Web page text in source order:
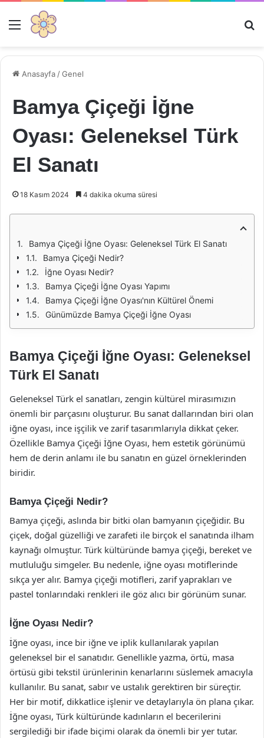
Menü
Anasayfa /Genel
Bamya Çiçeği İğne
Oyası: Geleneksel Türk
El Sanatı
18 Kasım 2024 4 dakika okuma süresi
Bamya Çiçeği İğne Oyası: Geleneksel Türk El Sanatı
Bamya Çiçeği Nedir?
İğne Oyası Nedir?
Bamya Çiçeği İğne Oyası Yapımı
Bamya Çiçeği İğne Oyası'nın Kültürel Önemi
Günümüzde Bamya Çiçeği İğne Oyası
Bamya Çiçeği İğne Oyası: Geleneksel
Türk El Sanatı
Geleneksel Türk el sanatları, zengin kültürel mirasımızın
önemli bir parçasını oluşturur. Bu sanat dallarından biri olan
iğne oyası, ince işçilik ve zarif tasarımlarıyla dikkat çeker.
Özellikle Bamya Çiçeği İğne Oyası, hem estetik görünümü
hem de derin anlamı ile bu sanatın en güzel örneklerinden
biridir.
Bamya Çiçeği Nedir?
Bamya çiçeği, aslında bir bitki olan bamyanın çiçeğidir. Bu
çiçek, doğal güzelliği ve zarafeti ile birçok el sanatında ilham
kaynağı olmuştur. Türk kültüründe bamya çiçeği, bereket ve
mutluluğu simgeler. Bu nedenle, iğne oyası motiflerinde
sıkça yer alır. Bamya çiçeği motifleri, zarif yaprakları ve
pastel tonlarındaki renkleri ile göz alıcı bir görünüm sunar.
İğne Oyası Nedir?
İğne oyası, ince bir iğne ve iplik kullanılarak yapılan
geleneksel bir el sanatıdır. Genellikle yazma, örtü, masa
örtüsü gibi tekstil ürünlerinin kenarlarını süslemek amacıyla
kullanılır. Bu sanat, sabır ve ustalık gerektiren bir süreçtir.
Her bir motif, dikkatlice işlenir ve detaylarıyla ön plana çıkar.
İğne oyası, Türk kültüründe kadınların el becerilerini
sergilediği bir ifade biçimi olarak da önemli bir yer tutar.